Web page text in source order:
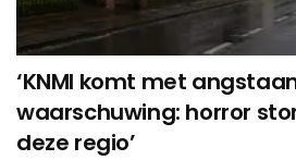
‘KNMI komt met
waarschuwing: horror
deze regio’